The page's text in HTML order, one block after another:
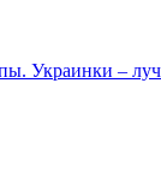
Украинки –